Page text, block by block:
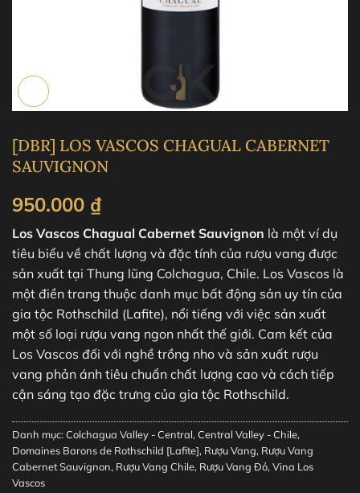
[DBR] LOS VASCOS CHAGUAL CABERNET
SAUVIGNON
950.000 ₫
Los Vascos Chagual Cabernet Sauvignon là một ví dụ
tiêu biểu về chất lượng và đặc tính của rượu vang được
sản xuất tại Thung lũng Colchagua, Chile. Los Vascos là
một điền trang thuộc danh mục bất động sản uy tín của
gia tộc Rothschild (Lafite), nổi tiếng với việc sản xuất
một số loại rượu vang ngon nhất thế giới. Cam kết của
Los Vascos đối với nghề trồng nho và sản xuất rượu
vang phản ánh tiêu chuẩn chất lượng cao và cách tiếp
cận sáng tạo đặc trưng của gia tộc Rothschild.
Danh mục: Colchagua Valley - Central, Central Valley - Chile,
Domaines Barons de Rothschild [Lafite], Rượu Vang, Rượu Vang
Cabernet Sauvignon, Rượu Vang Chile, Rượu Vang Đỏ, Vina Los
Vascos